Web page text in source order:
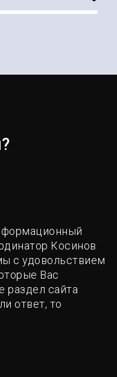
Косинов
с удовольствием
Вас
раздел сайта
ответ, то